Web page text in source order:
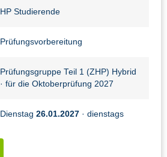
HP Studierende
Prüfungsvorbereitung
Prüfungsgruppe Teil 1 (ZHP) Hybrid
· für die Oktoberprüfung 2027
Dienstag 26.01.2027 · dienstags